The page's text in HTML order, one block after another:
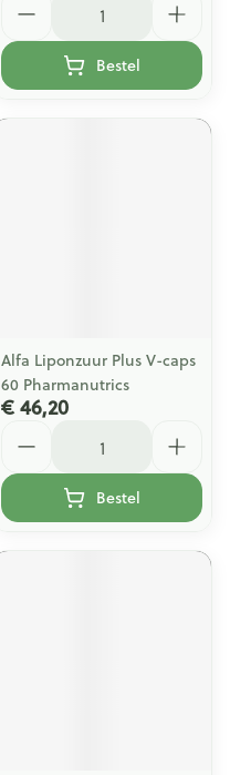
Bestel
Alfa Liponzuur Plus V-caps
60 Pharmanutrics
€ 46,20
Bestel